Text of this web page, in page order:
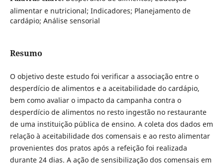
alimentar e nutricional; Indicadores; Planejamento de
cardápio; Análise sensorial
Resumo
O objetivo deste estudo foi verificar a associação entre o
desperdício de alimentos e a aceitabilidade do cardápio,
bem como avaliar o impacto da campanha contra o
desperdício de alimentos no resto ingestão no restaurante
de uma instituição pública de ensino. A coleta dos dados em
relação à aceitabilidade dos comensais e ao resto alimentar
provenientes dos pratos após a refeição foi realizada
durante 24 dias. A ação de sensibilização dos comensais em